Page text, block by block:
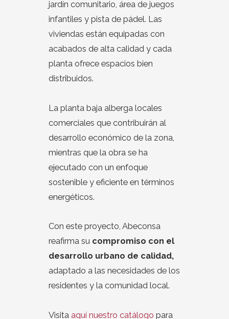
jardín comunitario, área de juegos
infantiles y pista de pádel. Las
viviendas están equipadas con
acabados de alta calidad y cada
planta ofrece espacios bien
distribuidos.
La planta baja alberga locales
comerciales que contribuirán al
desarrollo económico de la zona,
mientras que la obra se ha
ejecutado con un enfoque
sostenible y eficiente en términos
energéticos.
Con este proyecto, Abeconsa
reafirma su compromiso con el
desarrollo urbano de calidad,
adaptado a las necesidades de los
residentes y la comunidad local.
Visita aquí nuestro catálogo para